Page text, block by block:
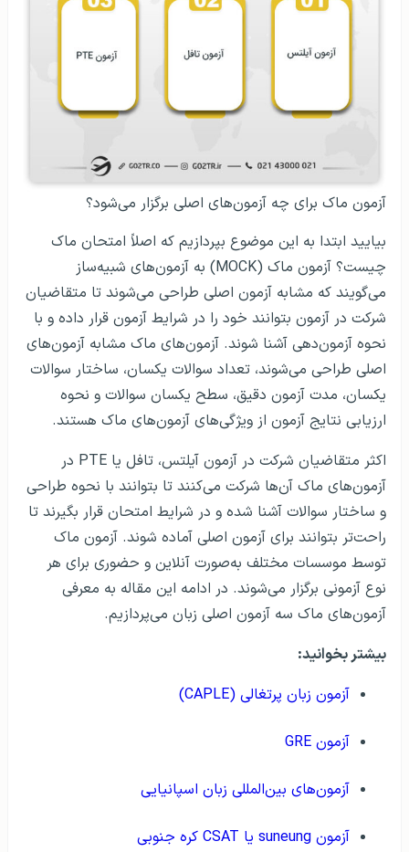
آزمون ماک برای چه آزمون‌های اصلی برگزار می‌شود؟
بیایید ابتدا به این موضوع بپردازیم که اصلاً امتحان ماک
چیست؟ آزمون ماک (MOCK) به آزمون‌های شبیه‌ساز
می‌گویند که مشابه آزمون اصلی طراحی می‌شوند تا متقاضیان
شرکت در آزمون بتوانند خود را در شرایط آزمون قرار داده و با
نحوه آزمون‌دهی آشنا شوند. آزمون‌های ماک مشابه آزمون‌های
اصلی طراحی می‌شوند، تعداد سوالات یکسان، ساختار سوالات
یکسان، مدت آزمون دقیق، سطح یکسان سوالات و نحوه
ارزیابی نتایج آزمون از ویژگی‌های آزمون‌های ماک هستند.
اکثر متقاضیان شرکت در آزمون آیلتس، تافل یا PTE در
آزمون‌های ماک آن‌ها شرکت می‌کنند تا بتوانند با نحوه طراحی
و ساختار سوالات آشنا شده و در شرایط امتحان قرار بگیرند تا
راحت‌تر بتوانند برای آزمون اصلی آماده شوند. آزمون‌ ماک
توسط موسسات مختلف به‌صورت آنلاین و حضوری برای هر
نوع آزمونی برگزار می‌شوند. در ادامه این مقاله به معرفی
آزمون‌های ماک سه آزمون اصلی زبان می‌پردازیم.
بیشتر بخوانید:
آزمون زبان پرتغالی (CAPLE)
آزمون GRE
آزمون‌‌های بین‌‌المللی زبان اسپانیایی
آزمون suneung یا CSAT کره جنوبی